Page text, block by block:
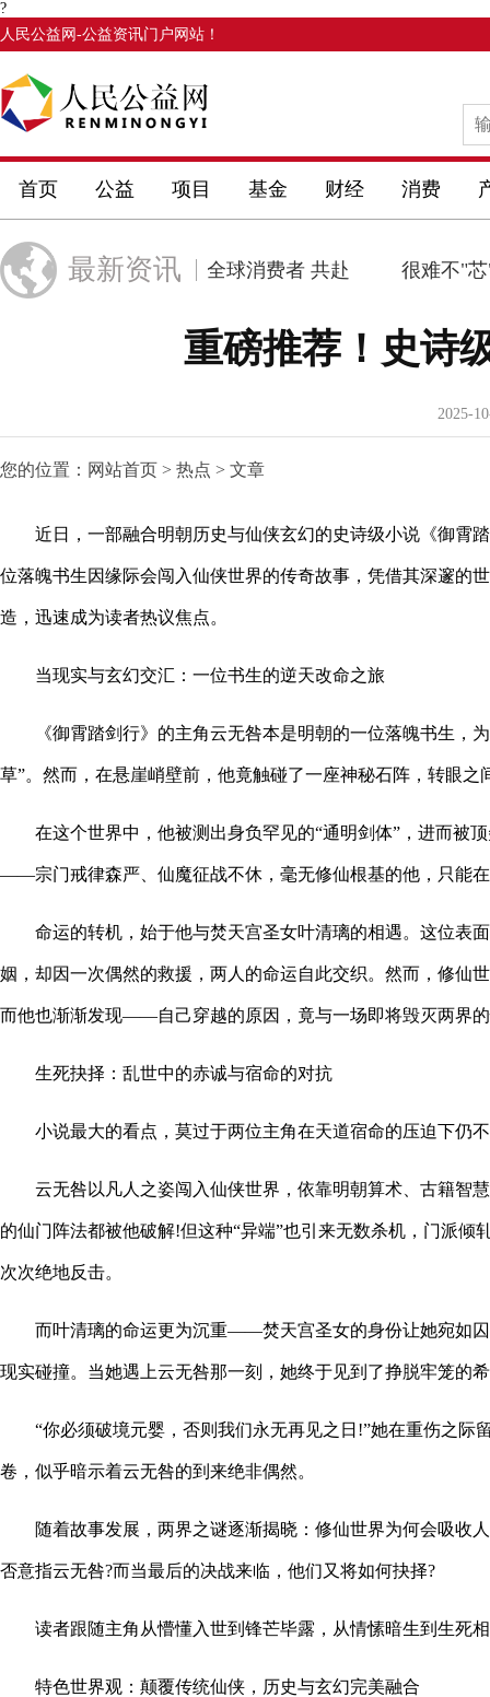
?
人民公益网 -公益资讯门户网站！
首页 公益 项目 基金 财经 消费
最新资讯
绽 欧莱雅诚邀全球消费者 共赴 很难不"芯"
重磅推荐！史诗
2025-
您的位置： 网站首页 > 热点 > 文章
近日，一部融合明朝历史与仙侠玄幻的史诗级小说《御霄
位落魄书生因缘际会闯入仙侠世界的传奇故事，凭借其深邃的
造，迅速成为读者热议焦点。
当现实与玄幻交汇：一位书生的逆天改命之旅
《御霄踏剑行》的主角云无咎本是明朝的一位落魄书生，
草”。然而，在悬崖峭壁前，他竟触碰了一座神秘石阵，转眼
在这个世界中，他被测出身负罕见的“通明剑体”，进而被
——宗门戒律森严、仙魔征战不休，毫无修仙根基的他，只能
命运的转机，始于他与焚天宫圣女叶清璃的相遇。这位表
姻，却因一次偶然的救援，两人的命运自此交织。然而，修仙
而他也渐渐发现——自己穿越的原因，竟与一场即将毁灭两界
生死抉择：乱世中的赤诚与宿命的对抗
小说最大的看点，莫过于两位主角在天道宿命的压迫下仍
云无咎以凡人之姿闯入仙侠世界，依靠明朝算术、古籍智
的仙门阵法都被他破解!但这种“异端”也引来无数杀机，门派
次次绝地反击。
而叶清璃的命运更为沉重——焚天宫圣女的身份让她宛如
现实碰撞。当她遇上云无咎那一刻，她终于见到了挣脱牢笼
“你必须破境元婴，否则我们永无再见之日!”她在重伤之
卷，似乎暗示着云无咎的到来绝非偶然。
随着故事发展，两界之谜逐渐揭晓：修仙世界为何会吸收
否意指云无咎?而当最后的决战来临，他们又将如何抉择?
读者跟随主角从懵懂入世到锋芒毕露，从情愫暗生到生死
特色世界观：颠覆传统仙侠，历史与玄幻完美融合